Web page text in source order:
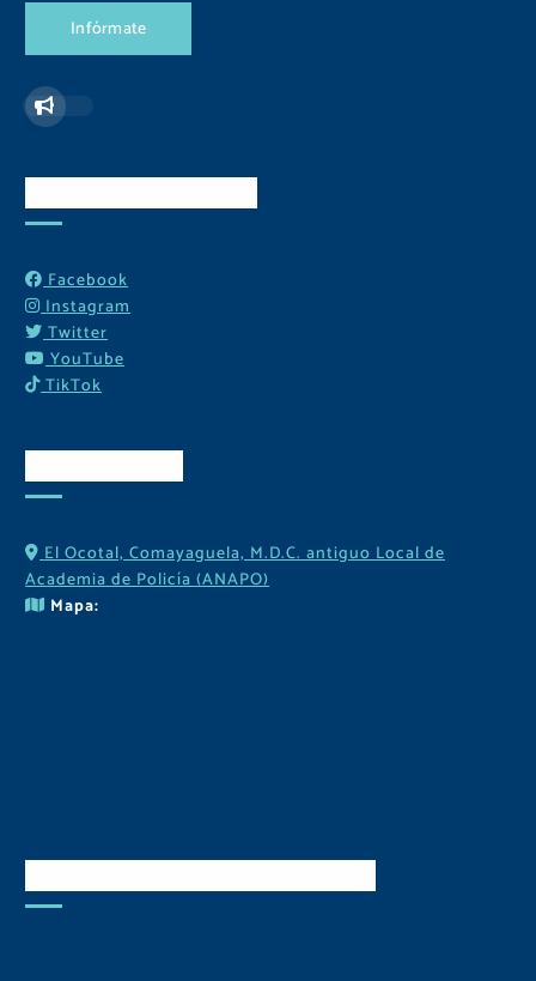
Infórmate
Facebook
Instagram
Twitter
YouTube
TikTok
El Ocotal, Comayaguela, M.D.C. antiguo Local de
Academia de Policía (ANAPO)
Mapa: